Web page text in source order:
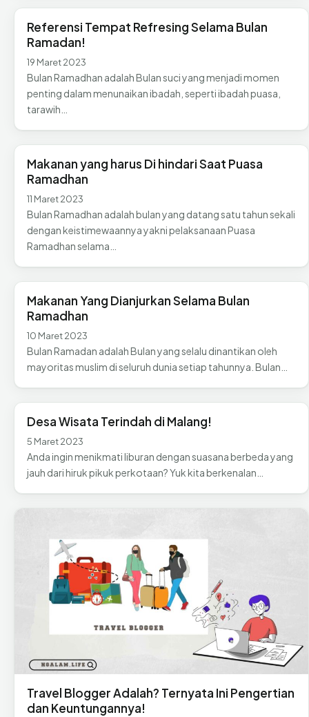
Referensi Tempat Refresing Selama Bulan
Ramadan!
19 Maret 2023
Bulan Ramadhan adalah Bulan suci yang menjadi momen
penting dalam menunaikan ibadah, seperti ibadah puasa,
tarawih…
Makanan yang harus Di hindari Saat Puasa
Ramadhan
11 Maret 2023
Bulan Ramadhan adalah bulan yang datang satu tahun sekali
dengan keistimewaannya yakni pelaksanaan Puasa
Ramadhan selama…
Makanan Yang Dianjurkan Selama Bulan
Ramadhan
10 Maret 2023
Bulan Ramadan adalah Bulan yang selalu dinantikan oleh
mayoritas muslim di seluruh dunia setiap tahunnya. Bulan…
Desa Wisata Terindah di Malang!
5 Maret 2023
Anda ingin menikmati liburan dengan suasana berbeda yang
jauh dari hiruk pikuk perkotaan? Yuk kita berkenalan…
Travel Blogger Adalah? Ternyata Ini Pengertian
dan Keuntungannya!